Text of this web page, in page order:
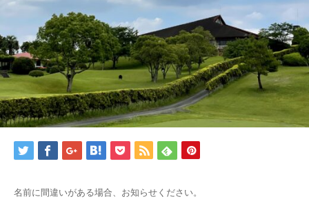
名前に間違いがある場合、お知らせください。